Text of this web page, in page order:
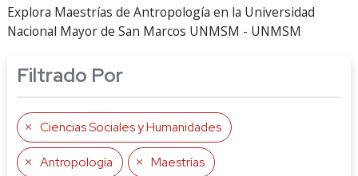
Explora Maestrías de Antropología en la Universidad
Nacional Mayor de San Marcos UNMSM - UNMSM
Filtrado Por
Ciencias Sociales y Humanidades
Antropología Maestrías